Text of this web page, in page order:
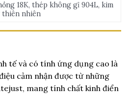
tế và có tính ứng dụng cao là
cảm nhận được từ những
mang tính chất kinh điển
18K, thép không gỉ 904L, kim
thiên nhiên